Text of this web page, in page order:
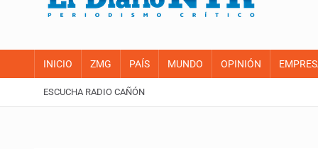
INICIO ZMG PAÍS MUNDO OPINIÓN
ESCUCHA RADIO CAÑÓN